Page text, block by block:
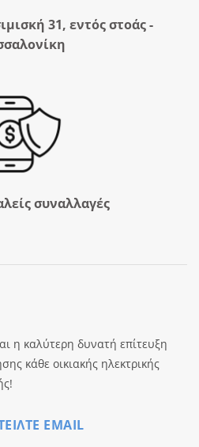
31, εντός στοάς -
συναλλαγές
η καλύτερη δυνατή επίτευξη
κάθε οικιακής ηλεκτρικής
EMAIL